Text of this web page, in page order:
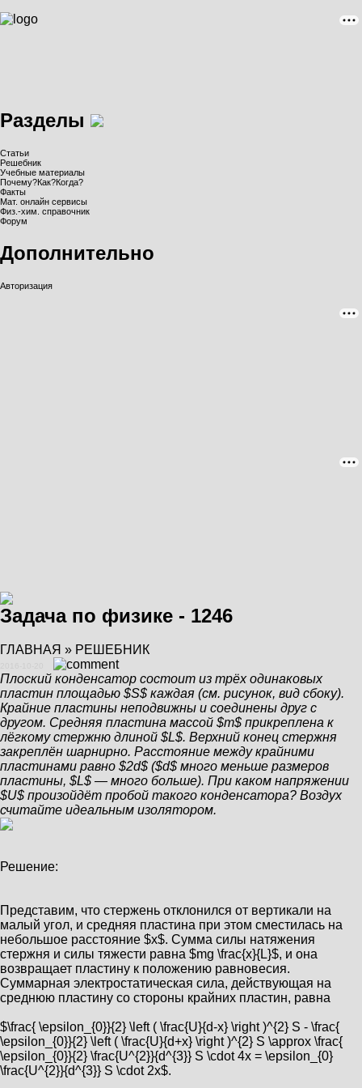
Разделы
Статьи
Решебник
Учебные материалы
Почему?Как?Когда?
Факты
Мат. онлайн сервисы
Физ.-хим. справочник
Форум
Дополнительно
Авторизация
Задача по физике - 1246
ГЛАВНАЯ » РЕШЕБНИК
Плоский конденсатор состоит из трёх одинаковых
пластин площадью $S$ каждая (см. рисунок, вид сбоку).
Крайние пластины неподвижны и соединены друг с
другом. Средняя пластина массой $m$ прикреплена к
лёгкому стержню длиной $L$. Верхний конец стержня
закреплён шарнирно. Расстояние между крайними
пластинами равно $2d$ ($d$ много меньше размеров
пластины, $L$ — много больше). При каком напряжении
$U$ произойдёт пробой такого конденсатора? Воздух
считайте идеальным изолятором.
Решение:
Представим, что стержень отклонился от вертикали на
малый угол, и средняя пластина при этом сместилась на
небольшое расстояние $x$. Сумма силы натяжения
стержня и силы тяжести равна $mg \frac{x}{L}$, и она
возвращает пластину к положению равновесия.
Суммарная электростатическая сила, действующая на
среднюю пластину со стороны крайних пластин, равна
$\frac{ \epsilon_{0}}{2} \left ( \frac{U}{d-x} \right )^{2} S - \frac{
\epsilon_{0}}{2} \left ( \frac{U}{d+x} \right )^{2} S \approx \frac{
\epsilon_{0}}{2} \frac{U^{2}}{d^{3}} S \cdot 4x = \epsilon_{0}
\frac{U^{2}}{d^{3}} S \cdot 2x$.